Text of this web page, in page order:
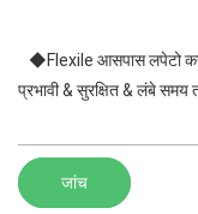
◆Flexile आसपास लपेटो
प्रभावी & सुरक्षित & लंबे
जांच